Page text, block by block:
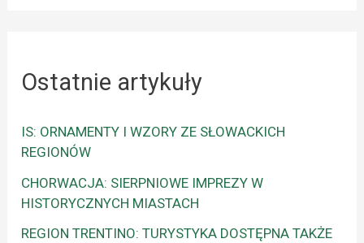
Ostatnie artykuły
IS: ORNAMENTY I WZORY ZE SŁOWACKICH
REGIONÓW
CHORWACJA: SIERPNIOWE IMPREZY W
HISTORYCZNYCH MIASTACH
REGION TRENTINO: TURYSTYKA DOSTĘPNA TAKŻE